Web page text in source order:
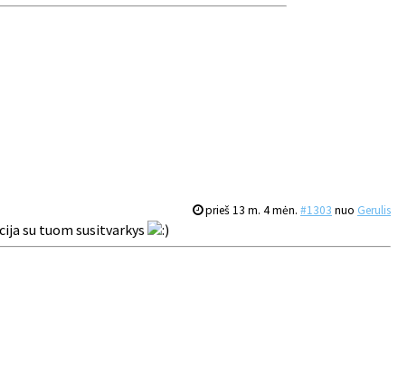
prieš 13 m. 4 mėn. #1303 nuo Gerulis
su tuom susitvarkys